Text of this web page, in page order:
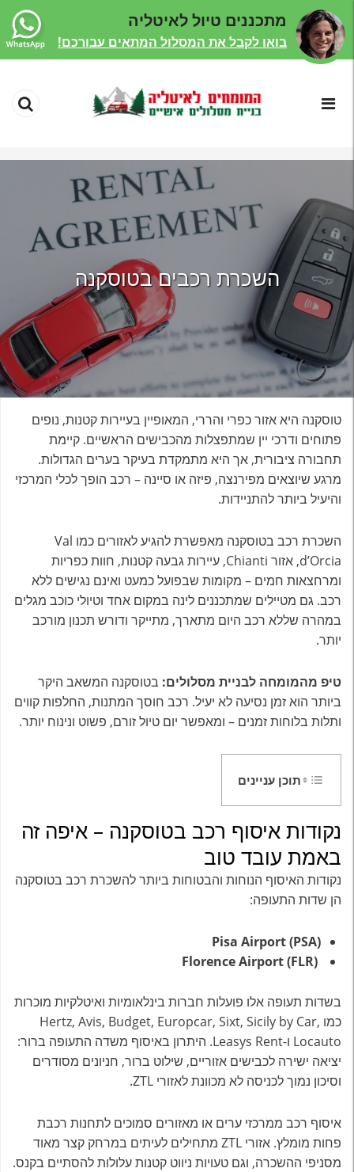
השכרת רכבים בטוסקנה
טוסקנה היא אזור כפרי והררי, המאופיין בעיירות קטנות, נופים
פתוחים ודרכי יין שמתפצלות מהכבישים הראשיים. קיימת
תחבורה ציבורית, אך היא מתמקדת בעיקר בערים הגדולות.
מרגע שיוצאים מפירנצה, פיזה או סיינה – רכב הופך לכלי המרכזי
והיעיל ביותר להתניידות.
השכרת רכב בטוסקנה מאפשרת להגיע לאזורים כמו Val
d’Orcia, אזור Chianti, עיירות גבעה קטנות, חוות כפריות
ומרחצאות חמים – מקומות שבפועל כמעט ואינם נגישים ללא
רכב. גם מטיילים שמתכננים לינה במקום אחד וטיולי כוכב מגלים
במהרה שללא רכב היום מתארך, מתייקר ודורש תכנון מורכב
יותר.
טיפ מהמומחה לבניית מסלולים: בטוסקנה המשאב היקר
ביותר הוא זמן נסיעה לא יעיל. רכב חוסך המתנות, החלפות קווים
ותלות בלוחות זמנים – ומאפשר יום טיול זורם, פשוט ונינוח יותר.
תוכן עניינים
נקודות איסוף רכב בטוסקנה – איפה זה
באמת עובד טוב
נקודות האיסוף הנוחות והבטוחות ביותר להשכרת רכב בטוסקנה
הן שדות התעופה:
Pisa Airport (PSA)
Florence Airport (FLR)
בשדות תעופה אלו פועלות חברות בינלאומיות ואיטלקיות מוכרות
כמו Hertz, Avis, Budget, Europcar, Sixt, Sicily by Car,
Locauto ו-Leasys Rent. היתרון באיסוף משדה התעופה ברור:
יציאה ישירה לכבישים אזוריים, שילוט ברור, חניונים מסודרים
וסיכון נמוך לכניסה לא מכוונת לאזורי ZTL.
איסוף רכב ממרכזי ערים או מאזורים סמוכים לתחנות רכבת
פחות מומלץ. אזורי ZTL מתחילים לעיתים במרחק קצר מאוד
מסניפי ההשכרה, וגם טעויות ניווט קטנות עלולות להסתיים בקנס.
מתכננים טיול לאיטליה
בואו לקבל את המסלול המתאים עבורכם!